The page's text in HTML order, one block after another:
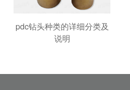
pdc钻头种类的详细分类及
说明